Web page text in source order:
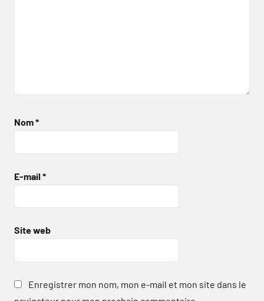
Nom*
E-mail *
Site web
Enregistrer mon nom, mon e-mail et mon site dans le